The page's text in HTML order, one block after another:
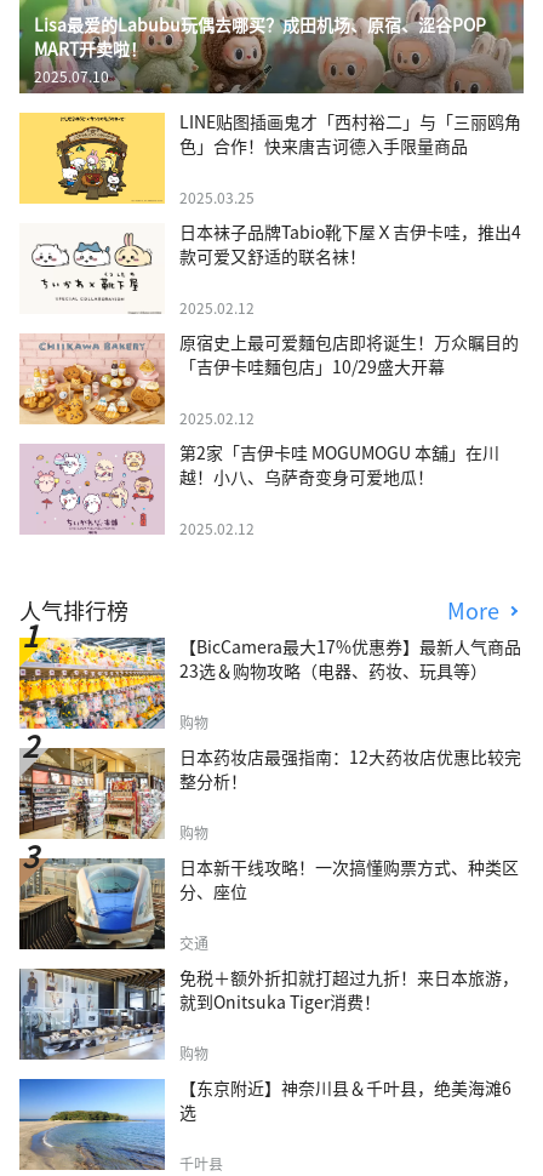
Lisa最爱的Labubu玩偶去哪买？成田机场、原宿、涩谷POP
MART开卖啦！
2025.07.10
LINE贴图插画鬼才「西村裕二」与「三丽鸥角
色」合作！快来唐吉诃德入手限量商品
2025.03.25
日本袜子品牌Tabio靴下屋Ｘ吉伊卡哇，推出4
款可爱又舒适的联名袜！
2025.02.12
原宿史上最可爱麵包店即将诞生！万众瞩目的
「吉伊卡哇麵包店」10/29盛大开幕
2025.02.12
第2家「吉伊卡哇 MOGUMOGU 本舖」在川
越！小八、乌萨奇变身可爱地瓜！
2025.02.12
人气排行榜 More
【BicCamera最大17%优惠券】最新人气商品
23选＆购物攻略（电器、药妆、玩具等）
购物
日本药妆店最强指南：12大药妆店优惠比较完
整分析！
购物
日本新干线攻略！一次搞懂购票方式、种类区
分、座位
交通
免税＋额外折扣就打超过九折！来日本旅游，
就到Onitsuka Tiger消费！
购物
【东京附近】神奈川县＆千叶县，绝美海滩6
选
千叶县